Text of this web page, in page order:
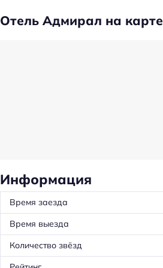
Оборудование для кухни:
Оборудование для кухни: посуда
Оборудование для кухни: плита
Оборудование для кухни:
Отель Адмирал на карте
Информация
Время заезда
Время выезда
Количество звёзд